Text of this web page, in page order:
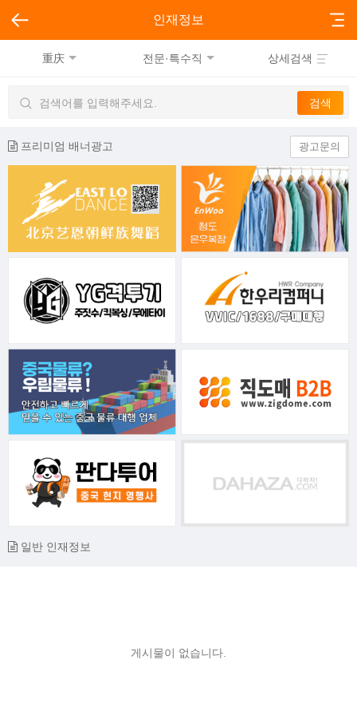
인재정보
重庆 전문·특수직 상세검색
프리미엄 배너광고 광고문의
일반 인재정보
게시물이 없습니다.